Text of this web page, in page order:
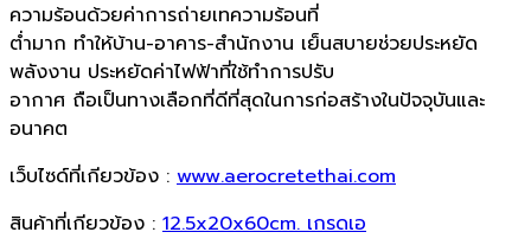
ความร้อนด้วยค่าการถ่ายเทความร้อนที่
ต่ำมาก ทำให้บ้าน-อาคาร-สำนักงาน เย็นสบายช่วยประหยัด
พลังงาน ประหยัดค่าไฟฟ้าที่ใช้ทำการปรับ
อากาศ ถือเป็นทางเลือกที่ดีที่สุดในการก่อสร้างในปัจจุบันและ
อนาคต
เว็บไซด์ที่เกียวข้อง : www.aerocretethai.com
สินค้าที่เกียวข้อง : 12.5x20x60cm. เกรดเอ